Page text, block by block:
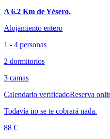
A 6.2 Km de Yésero.
Alojamiento entero
1 - 4 personas
2 dormitorios
3 camas
Calendario verificadoReserva
Todavía no se te cobrará nada.
88 €